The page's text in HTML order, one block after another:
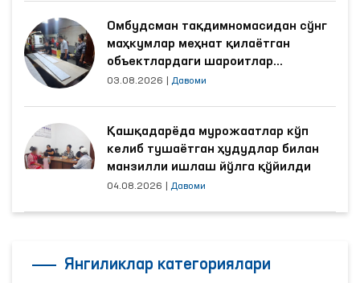
Омбудсман тақдимномасидан сўнг
маҳкумлар меҳнат қилаётган
объектлардаги шароитлар
яхшиланди
03.08.2026 Давоми
Қашқадарёда мурожаатлар кўп
келиб тушаётган ҳудудлар билан
манзилли ишлаш йўлга қўйилди
04.08.2026 Давоми
Янгиликлар категориялари